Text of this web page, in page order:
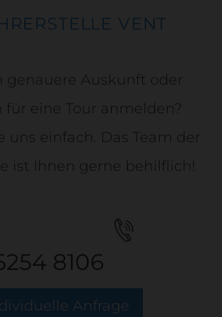
VENT
genauere Auskunft oder
eine Tour anmelden?
uns einfach. Das Team der
ist Ihnen gerne behilflich!
8106
Anfrage